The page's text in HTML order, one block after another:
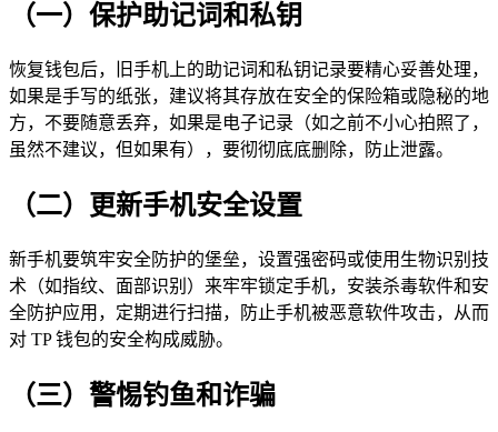
（一）保护助记词和私钥
恢复钱包后，旧手机上的助记词和私钥记录要精心妥善处理，
如果是手写的纸张，建议将其存放在安全的保险箱或隐秘的地
方，不要随意丢弃，如果是电子记录（如之前不小心拍照了，
虽然不建议，但如果有），要彻彻底底删除，防止泄露。
（二）更新手机安全设置
新手机要筑牢安全防护的堡垒，设置强密码或使用生物识别技
术（如指纹、面部识别）来牢牢锁定手机，安装杀毒软件和安
全防护应用，定期进行扫描，防止手机被恶意软件攻击，从而
对 TP 钱包的安全构成威胁。
（三）警惕钓鱼和诈骗